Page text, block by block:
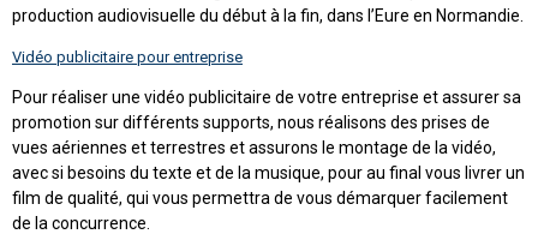
production audiovisuelle du début à la fin, dans l’Eure en Normandie.
Vidéo publicitaire pour entreprise
Pour réaliser une vidéo publicitaire de votre entreprise et assurer sa
promotion sur différents supports, nous réalisons des prises de
vues aériennes et terrestres et assurons le montage de la vidéo,
avec si besoins du texte et de la musique, pour au final vous livrer un
film de qualité, qui vous permettra de vous démarquer facilement
de la concurrence.